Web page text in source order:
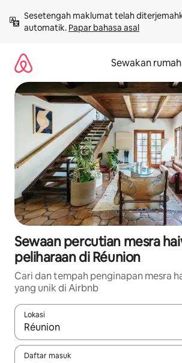
kandungan
Sesetengah maklumat telah
automatik. Papar bahasa asal
Sewakan
Sewaan percutian mesra
peliharaan di Réunion
Cari dan tempah penginapan mesra
yang unik di Airbnb
Lokasi
Apabila hasil tersedia, navigasi dengan
Daftar masuk